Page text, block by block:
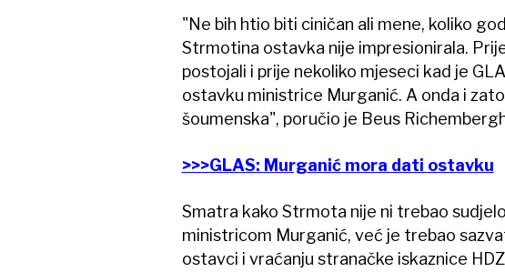
"Ne bih htio biti ciničan ali mene, koliko
Strmotina ostavka nije impresionirala.
postojali i prije nekoliko mjeseci kad je
ostavku ministrice Murganić. A onda i
šoumenska", poručio je Beus
>>>GLAS: Murganić mora dati ostavku
Smatra kako Strmota nije ni trebao
ministricom Murganić, već je trebao
ostavci i vraćanju stranačke iskaznice